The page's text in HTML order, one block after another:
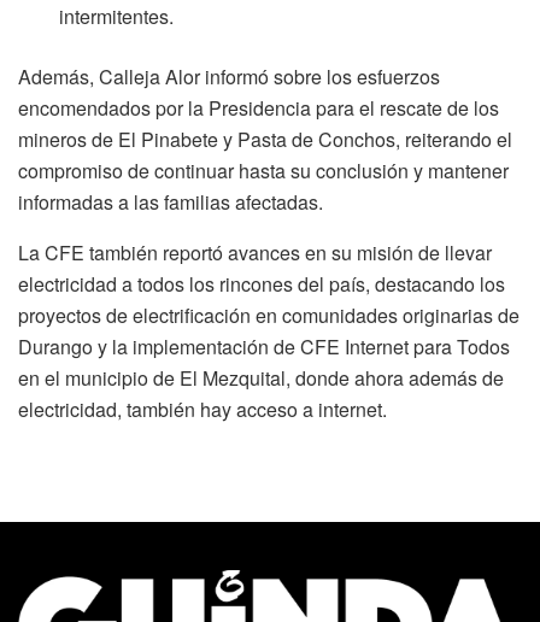
intermitentes.
Además, Calleja Alor informó sobre los esfuerzos
encomendados por la Presidencia para el rescate de los
mineros de El Pinabete y Pasta de Conchos, reiterando el
compromiso de continuar hasta su conclusión y mantener
informadas a las familias afectadas.
La CFE también reportó avances en su misión de llevar
electricidad a todos los rincones del país, destacando los
proyectos de electrificación en comunidades originarias de
Durango y la implementación de CFE Internet para Todos
en el municipio de El Mezquital, donde ahora además de
electricidad, también hay acceso a internet.